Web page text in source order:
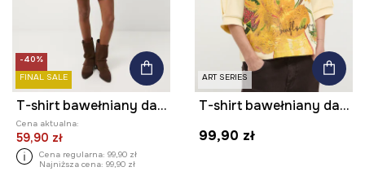
-40%
FINAL SALE
T-shirt bawełniany damski z kolekcji Eviva L'arte
Cena aktualna:
59,90 zł
Cena regularna: 99,90 zł
Najniższa cena: 99,90 zł
ART SERIES
T-shirt bawełniany damski z kolekcji Eviva L'arte
99,90 zł